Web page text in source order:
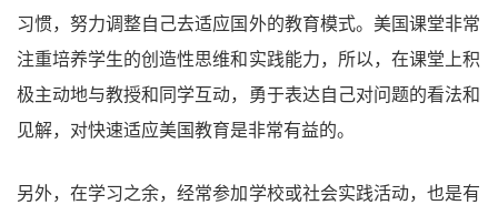
习惯，努力调整自己去适应国外的教育模式。美国课堂非常
注重培养学生的创造性思维和实践能力，所以，在课堂上积
极主动地与教授和同学互动，勇于表达自己对问题的看法和
见解，对快速适应美国教育是非常有益的。
另外，在学习之余，经常参加学校或社会实践活动，也是有